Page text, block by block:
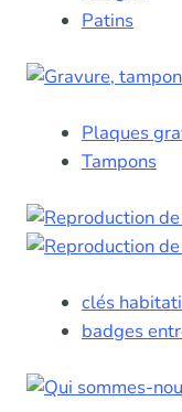
Patins
Plaques
Tampons
clés
badges